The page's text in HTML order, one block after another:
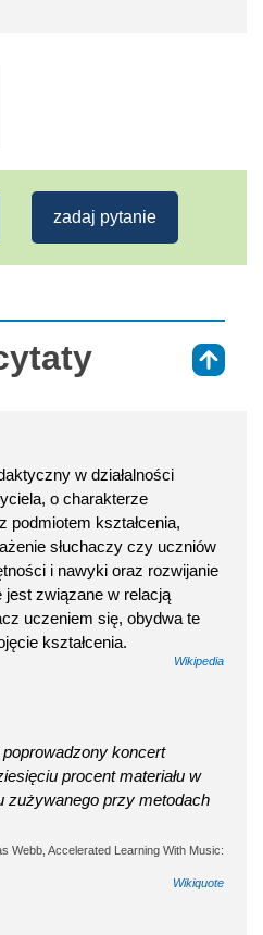
zadaj pytanie
w działalności
o charakterze
podmiotem kształcenia,
słuchaczy czy uczniów
i nawyki oraz rozwijanie
jest związane w relacją
uczeniem się, obydwa te
kształcenia.
Wikipedia
poprowadzony koncert
procent materiału w
zużywanego przy metodach
Webb, Accelerated Learning With Music:
Wikiquote